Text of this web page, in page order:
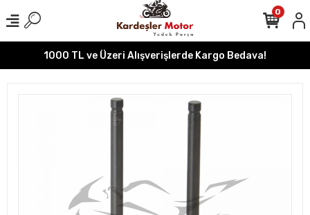
1000 TL ve Üzeri Alışverişlerde Kargo Bedava!
0